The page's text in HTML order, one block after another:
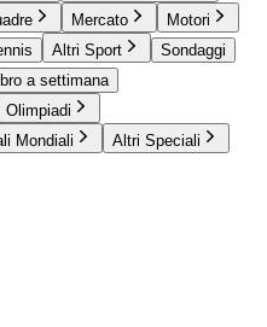
Mercato
Motori
Altri Sport
Sondaggi
a settimana
Olimpiadi
Mondiali Altri Speciali